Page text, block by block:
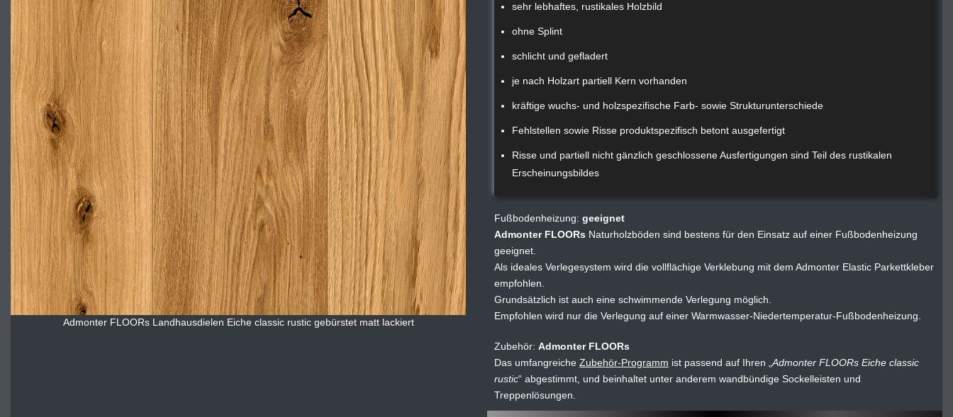
Admonter FLOORs Landhausdielen Eiche classic rustic gebürstet matt lackiert
sehr lebhaftes, rustikales Holzbild
ohne Splint
schlicht und gefladert
je nach Holzart partiell Kern vorhanden
kräftige wuchs- und holzspezifische Farb- sowie Strukturunterschiede
Fehlstellen sowie Risse produktspezifisch betont ausgefertigt
Risse und partiell nicht gänzlich geschlossene Ausfertigungen sind Teil des rustikalen
Erscheinungsbildes
Fußbodenheizung: geeignet
Admonter FLOORs Naturholzböden sind bestens für den Einsatz auf einer Fußbodenheizung
geeignet.
Als ideales Verlegesystem wird die vollflächige Verklebung mit dem Admonter Elastic Parkettkleber
empfohlen.
Grundsätzlich ist auch eine schwimmende Verlegung möglich.
Empfohlen wird nur die Verlegung auf einer Warmwasser-Niedertemperatur-Fußbodenheizung.
Zubehör: Admonter FLOORs
Das umfangreiche Zubehör-Programm ist passend auf Ihren
Admonter FLOORs Eiche classic
rustic abgestimmt, und beinhaltet unter anderem wandbündige Sockelleisten und
Treppenlösungen.